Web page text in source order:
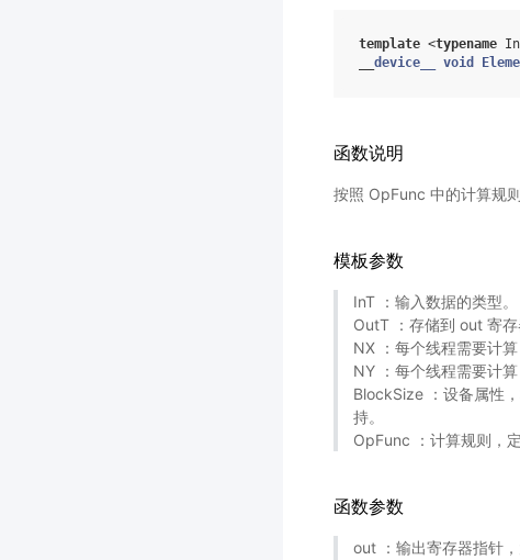
template <typename
device__ void
函数说明
按照 OpFunc 中的计算规
模板参数
InT ：输入数据的类型。
OutT ：存储到 out 寄存
NX ：每个线程需要计算
NY ：每个线程需要计算
BlockSize ：设备属性
持。
OpFunc ：计算规则，
函数参数
out ：输出寄存器指针